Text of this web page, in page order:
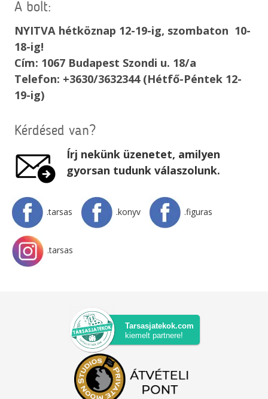
A bolt:
NYITVA hétköznap 12-19-ig, szombaton 10-
18-ig!
Cím: 1067 Budapest Szondi u. 18/a
Telefon: +3630/3632344 (Hétfő-Péntek 12-
19-ig)
Kérdésed van?
Írj nekünk üzenetet, amilyen
gyorsan tudunk válaszolunk.
.tarsas .konyv .figuras
.tarsas
Tarsasjatekok.com
kiemelt partnere!